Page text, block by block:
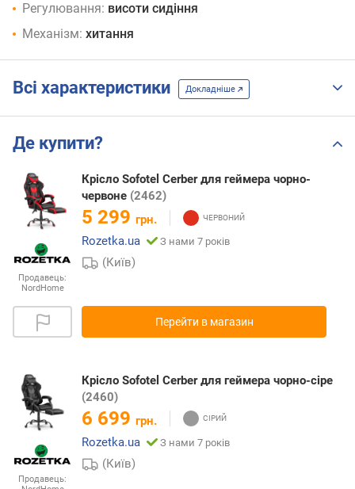
Регулювання: висоти сидіння
Механізм: хитання
Всі характеристики Докладніше
Де купити?
Продавець:
NordHome
Крісло Sofotel Cerber для геймера чорно-
червоне (2462)
5 299 грн.
Rozetka.ua
З нами 7 років
(Київ)
Перейти в магазин
Продавець:
Крісло Sofotel Cerber для геймера чорно-сіре
(2460)
6 699 грн.
Rozetka.ua
З нами 7 років
(Київ)